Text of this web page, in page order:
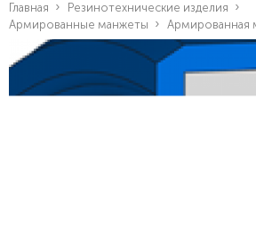
Главная
Резинотехнические изделия
Армированные манжеты
Армированная